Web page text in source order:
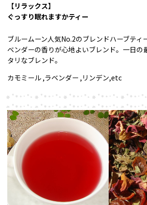
【リラックス】
ぐっすり眠れますかティー
ブルームーン人気No.2のブレンドハーブティ
ベンダーの香りが心地よいブレンド。一日の
タリなブレンド。
カモミール ,ラベンダー ,リンデン,etc